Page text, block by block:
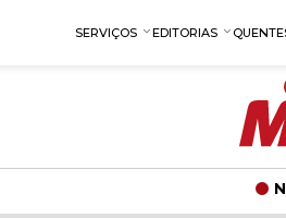
SERVIÇOS EDITORIAS